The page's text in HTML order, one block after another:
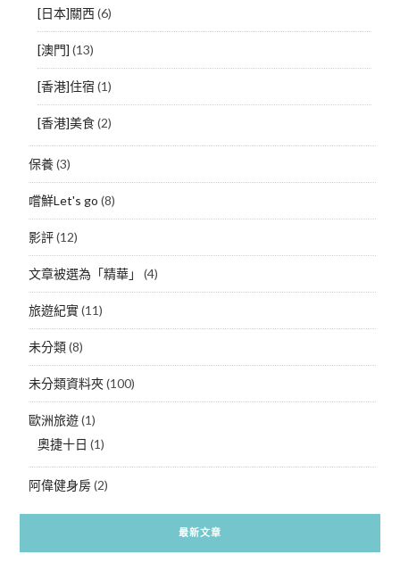
[日本]關西(6)
[澳門] (13)
[香港]住宿 (1)
[香港]美食(2)
保養(3)
嚐鮮Let's go (8)
影評(12)
文章被選為「精華」 (4)
旅遊紀實(11)
未分類(8)
未分類資料夾(100)
歐洲旅遊(1)
奧捷十日 (1)
阿偉健身房(2)
最新文章